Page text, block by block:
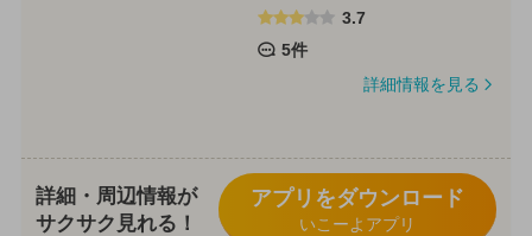
3.7
5件
詳細情報を見る
詳細・周辺情報が
サクサク見れる！
アプリをダウンロード
いこーよアプリ